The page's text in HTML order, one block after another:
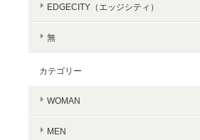
EDGECITY（エッジシティ）
無
カテゴリー
WOMAN
MEN